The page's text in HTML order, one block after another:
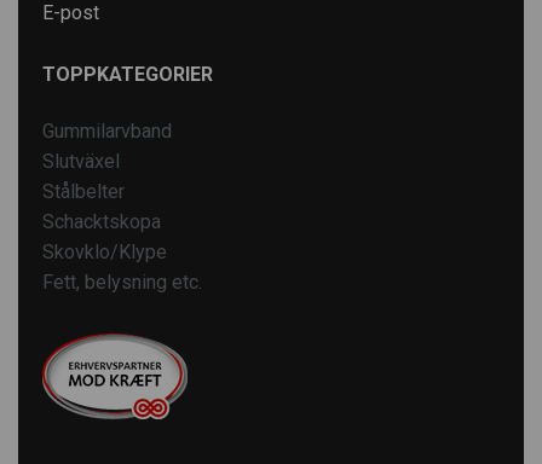
E-post
TOPPKATEGORIER
Gummilarvband
Slutväxel
Stålbelter
Schacktskopa
Skovklo/Klype
Fett, belysning etc.